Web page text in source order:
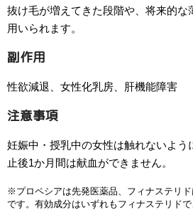
抜け毛が増えてきた段階や、将来的な
用いられます。
副作用
性欲減退、女性化乳房、肝機能障害
注意事項
妊娠中・授乳中の女性は触れないよう
止後1か月間は献血ができません。
※プロペシアは先発医薬品、フィナステリ
です。有効成分はいずれもフィナステリド